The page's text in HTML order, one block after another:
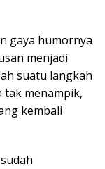
gaya humornya
menjadi
suatu langkah
tak menampik,
kembali